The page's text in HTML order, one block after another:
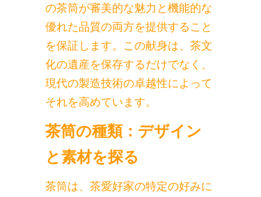
の茶筒が審美的な魅力と機能的な
優れた品質の両方を提供すること
を保証します。この献身は、茶文
化の遺産を保存するだけでなく、
現代の製造技術の卓越性によって
それを高めています。
茶筒の種類：デザイン
茶筒は、茶愛好家の特定の好みに